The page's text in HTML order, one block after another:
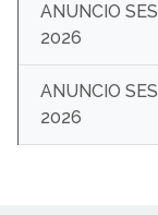
ANUNCIO
2026
ANUNCIO
2026